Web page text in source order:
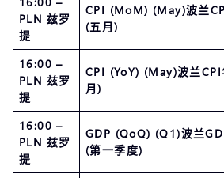
PLN 兹罗
提
CPI (MoM) (May)波兰
(五月)
16:00 –
PLN 兹罗
提
CPI (YoY) (May)波兰
月)
16:00 –
PLN 兹罗
提
GDP (QoQ) (Q1)波兰
(第一季度)